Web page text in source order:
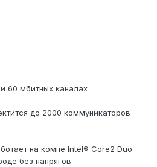
60 мбитных каналах
до 2000 коммуникаторов
на компе Intel® Core2 Duo
без напрягов